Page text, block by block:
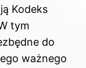
Kodeks
tym
do
ważnego